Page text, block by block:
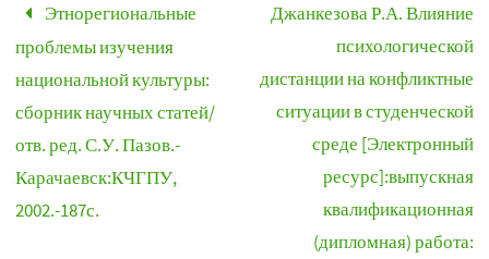
Этнорегиональные
проблемы изучения
национальной культуры:
сборник научных статей/
отв. ред. С.У. Пазов.-
Карачаевск:КЧГПУ,
2002.-187с.
Джанкезова Р.А. Влияние
психологической
дистанции на конфликтные
ситуации в студенческой
среде [Электронный
ресурс]:выпускная
квалификационная
(дипломная) работа: